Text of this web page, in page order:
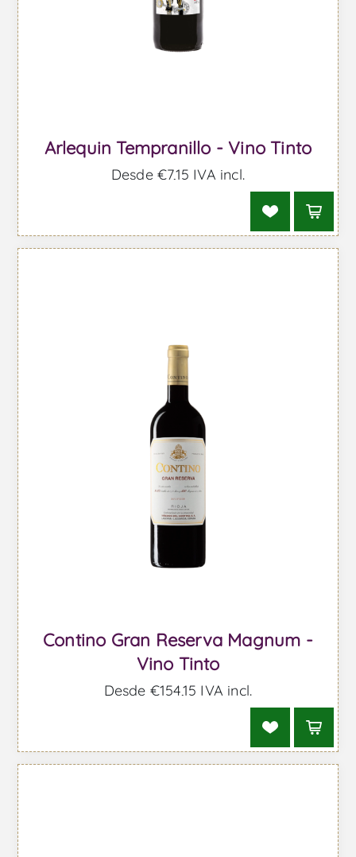
Arlequin Tempranillo - Vino Tinto
Desde €7,15 IVA incl.
Contino Gran Reserva Magnum -
Vino Tinto
Desde €154,15 IVA incl.